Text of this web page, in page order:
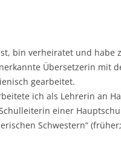
AUS HOLLE
WO IST MERLE?
DU SCHULDEST MIR NOCH
DER 2. HOLLE-KRIMI MIT
bin verheiratet und habe
Übersetzerin mit
gearbeitet.
ich als Lehrerin an
einer
Schwestern“